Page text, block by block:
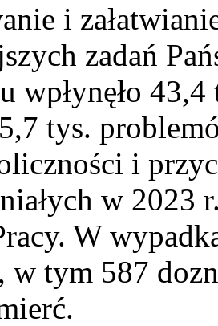
i
zadań
wpłynęło
tys.
i
w 2023
W
w tym 587